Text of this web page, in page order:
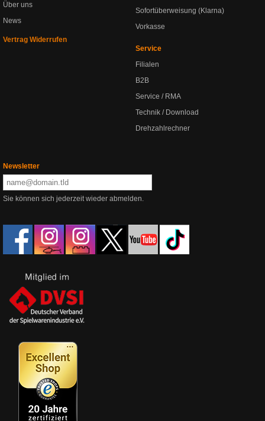
Über uns
News
Vertrag Widerrufen
Sofortüberweisung (Klarna)
Vorkasse
Service
Filialen
B2B
Service / RMA
Technik / Download
Drehzahlrechner
Newsletter
Sie können sich jederzeit wieder abmelden.